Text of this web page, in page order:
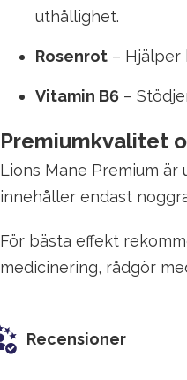
uthållighet.
Rosenrot –
Vitamin B6 –
Premiumkvalitet
Lions Mane Premium
innehåller endast
För bästa effekt
medicinering, rådgör
Recensioner